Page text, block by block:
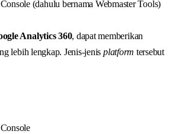
(dahulu bernama Webmaster Tools)
Analytics 360, dapat memberikan
lebih lengkap. Jenis-jenis platform tersebut